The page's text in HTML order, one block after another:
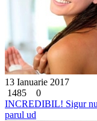
13 Ianuarie 2017
1485
0
INCREDIBIL! Sigur nu
parul ud